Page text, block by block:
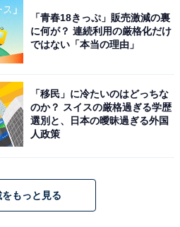
信(eSIM)、Face ID、一日中使
で見る
（M5）」
「青春18きっぷ」販売激減の裏
に何が？ 連続利用の厳格化だけ
ではない「本当の理由」
「移民」に冷たいのはどっちな
のか？ スイスの厳格過ぎる学歴
選別と、日本の曖昧過ぎる外国
人政策
もっと見る